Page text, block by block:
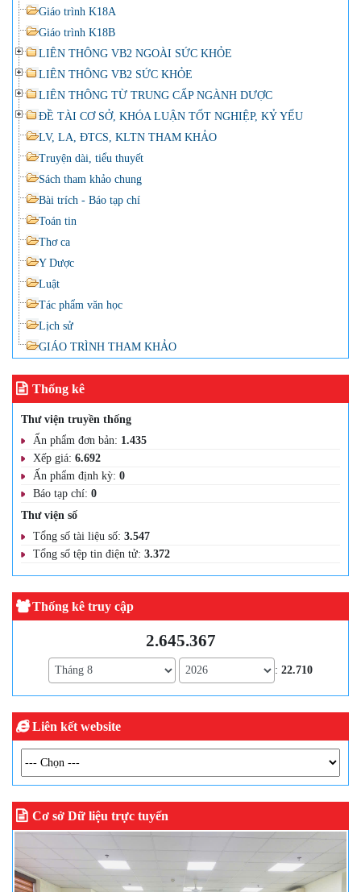
Giáo trình K18A
Giáo trình K18B
LIÊN THÔNG VB2 NGOÀI SỨC KHỎE
LIÊN THÔNG VB2 SỨC KHỎE
LIÊN THÔNG TỪ TRUNG CẤP NGÀNH DƯỢC
ĐỀ TÀI CƠ SỞ, KHÓA LUẬN TỐT NGHIỆP, KỶ YẾU
LV, LA, ĐTCS, KLTN THAM KHẢO
Truyện dài, tiểu thuyết
Sách tham khảo chung
Bài trích - Báo tạp chí
Toán tin
Thơ ca
Y Dược
Luật
Tác phẩm văn học
Lịch sử
GIÁO TRÌNH THAM KHẢO
Thống kê
Thư viện truyền thống
Ấn phẩm đơn bản: 1.435
Xếp giá: 6.692
Ấn phẩm định kỳ: 0
Báo tạp chí: 0
Thư viện số
Tổng số tài liệu số: 3.547
Tổng số tệp tin điện tử: 3.372
Thống kê truy cập
2.645.367
:22.710
Liên kết website
Cơ sở Dữ liệu trực tuyến